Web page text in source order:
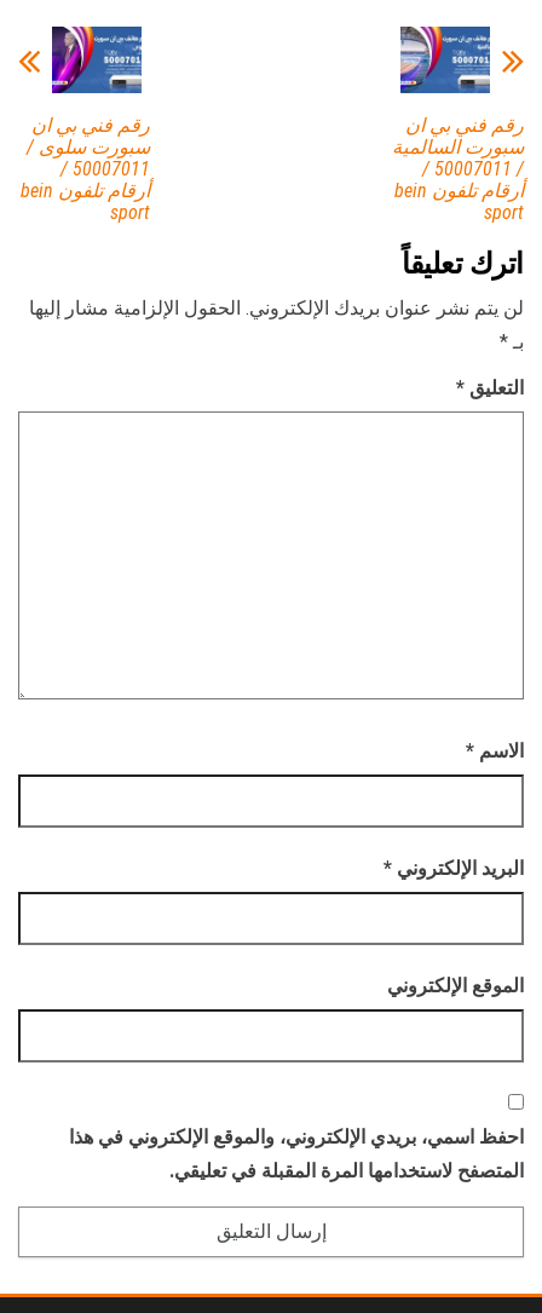
رقم فني بي ان
سبورت سلوى /
50007011 /
أرقام تلفون bein
sport
رقم فني بي ان
سبورت السالمية
/ 50007011 /
أرقام تلفون bein
sport
اترك تعليقاً
لن يتم نشر عنوان بريدك الإلكتروني. الحقول الإلزامية مشار إليها
بـ*
التعليق *
الاسم *
البريد الإلكتروني *
الموقع الإلكتروني
احفظ اسمي، بريدي الإلكتروني، والموقع الإلكتروني في هذا
المتصفح لاستخدامها المرة المقبلة في تعليقي.